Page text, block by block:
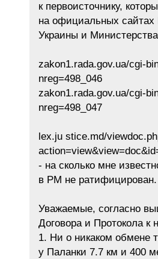
к первоисточнику,
на официальных сайтах
Украины и
zakon1.rada.gov.ua/cgi-
nreg=498_046
zakon1.rada.gov.ua/cgi-
nreg=498_047
lex.ju stice.md/
- на сколько мне
в РМ не ратифицирован.
Уважаемые, согласно
Договора и Протокола к
1. Ни о никаком обмене
у Паланки 7.7 км и 400